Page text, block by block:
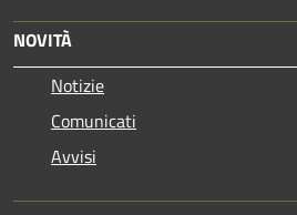
NOVITÀ
Notizie
Comunicati
Avvisi